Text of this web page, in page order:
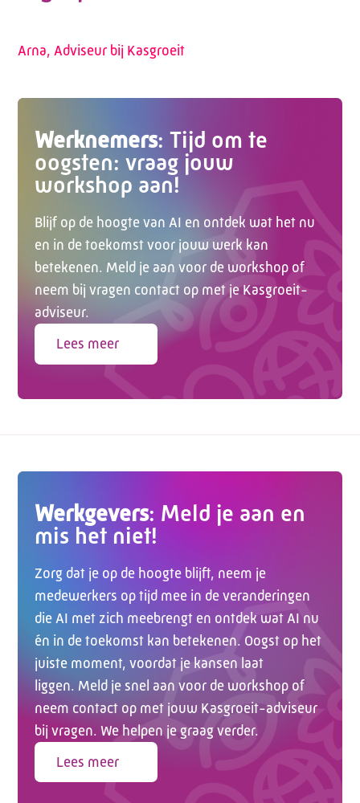
Telefoon:
088 - 329 20 70
E-mail:
info@kasgroeit.nl
Adviesgesprek
Contactformulier
Arna, Adviseur bij Kasgroeit
Werknemers: Tijd om te
oogsten: vraag jouw
workshop aan!
Blijf op de hoogte van AI en ontdek wat het nu
en in de toekomst voor jouw werk kan
betekenen. Meld je aan voor de workshop of
neem bij vragen contact op met je Kasgroeit-
adviseur.
Lees meer
Werkgevers: Meld je aan en
mis het niet!
Zorg dat je op de hoogte blijft, neem je
medewerkers op tijd mee in de veranderingen
die AI met zich meebrengt en ontdek wat AI nu
én in de toekomst kan betekenen. Oogst op het
juiste moment, voordat je kansen laat
liggen. Meld je snel aan voor de workshop of
neem contact op met jouw Kasgroeit-adviseur
bij vragen. We helpen je graag verder.
Lees meer